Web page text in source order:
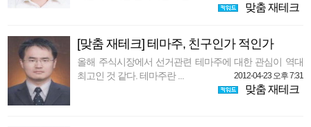
맞춤 재테크
[맞춤 재테크] 테마주, 친구인가 적인가
올해 주식시장에서 선거관련 테마주에 대한 관심이 역대
최고인 것 같다. 테마주란 ...
2012-04-23 오후 7:31
맞춤 재테크